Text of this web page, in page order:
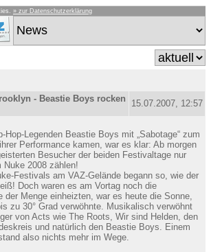
» zur Datenschutzerklärung
- Beastie Boys rocken
15.07.2007, 12:57
Hop-Legenden Beastie Boys mit „Sabotage“ zum
Performance kamen, war es klar: Ab morgen
Besucher der beiden Festivaltage nur
Nuke 2008 zählen!
Festivals am VAZ-Gelände begann so, wie der
Doch waren es am Vortag noch die
der Menge einheizten, war es heute die Sonne,
zu 30° Grad verwöhnte. Musikalisch verwöhnt
von Acts wie The Roots, Wir sind Helden, den
und natürlich den Beastie Boys. Einem
also nichts mehr im Wege.